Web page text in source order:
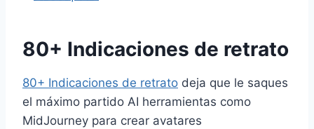
80+ Indicaciones de retrato
80+ Indicaciones de retrato deja que le saques
el máximo partido AI herramientas como
MidJourney para crear avatares